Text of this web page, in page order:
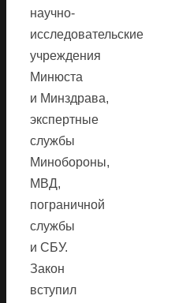
научно-
исследовательские
учреждения
Минюста
и Минздрава,
экспертные
службы
Минобороны,
МВД,
пограничной
службы
и СБУ.
Закон
вступил